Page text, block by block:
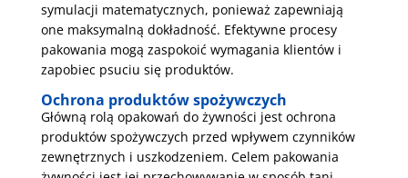
symulacji matematycznych, ponieważ zapewniają
one maksymalną dokładność. Efektywne procesy
pakowania mogą zaspokoić wymagania klientów i
zapobiec psuciu się produktów.
Ochrona produktów spożywczych
Główną rolą opakowań do żywności jest ochrona
produktów spożywczych przed wpływem czynników
zewnętrznych i uszkodzeniem. Celem pakowania